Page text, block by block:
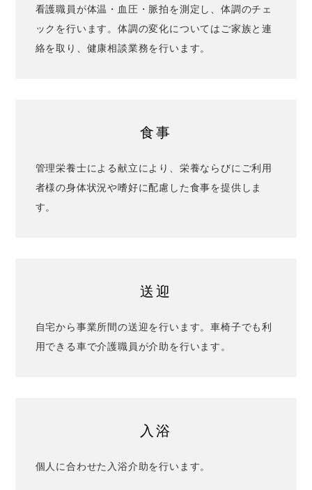
看護職員が体温・血圧・脈拍を測定し、体調のチェ
ックを行います。体調の変化についてはご家族と連
絡を取り、健康相談業務を行います。
食事
管理栄養士による献立により、栄養ならびにご利用
者様の身体状況や嗜好に配慮した食事を提供しま
す。
送迎
自宅から事業所間の送迎を行います。車椅子でも利
用できる車で介護職員が介助を行います。
入浴
個人に合わせた入浴介助を行います。